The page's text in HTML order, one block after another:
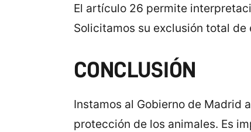
El artículo 26 permite
Solicitamos su exclusión total
CONCLUSIÓN
Instamos al Gobierno de Madrid
protección de los animales. Es